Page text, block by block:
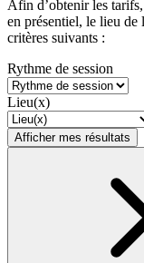
Afin d’obtenir les
en présentiel, le lieu de
critères suivants :
Rythme de session
Lieu(x)
Afficher mes résultats